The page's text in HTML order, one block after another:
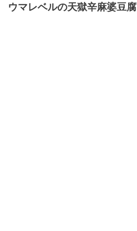
ウマレベルの天獄辛麻婆豆腐